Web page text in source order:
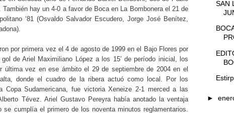
hay un 4-0 a favor de Boca en La Bombonera el 21 de
‘81 (Osvaldo Salvador Escudero, Jorge José Benítez,
por primera vez el 4 de agosto de 1999 en el Bajo Flores por
de Ariel Maximiliano López a los 15’ de período inicial, los
última vez en ese ámbito el 29 de septiembre de 2004 en el
donde el cuadro de la ribera actuó como local. Por los
Sudamericana, fue victoria Xeneize 2-1 merced a las
Tévez. Ariel Gustavo Pereyra había anotado la ventaja
se cumplía el primero de los noventa minutos reglamentarios.
SAN
►